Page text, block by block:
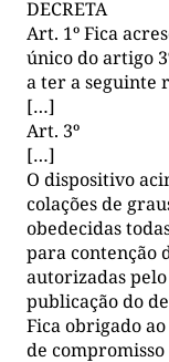
DECRETA
Art. 1º Fica
único do artigo
a ter a seguinte
[…]
Art. 3º
[…]
O dispositivo
colações de
obedecidas
para contenção
autorizadas
publicação do
Fica obrigado
de